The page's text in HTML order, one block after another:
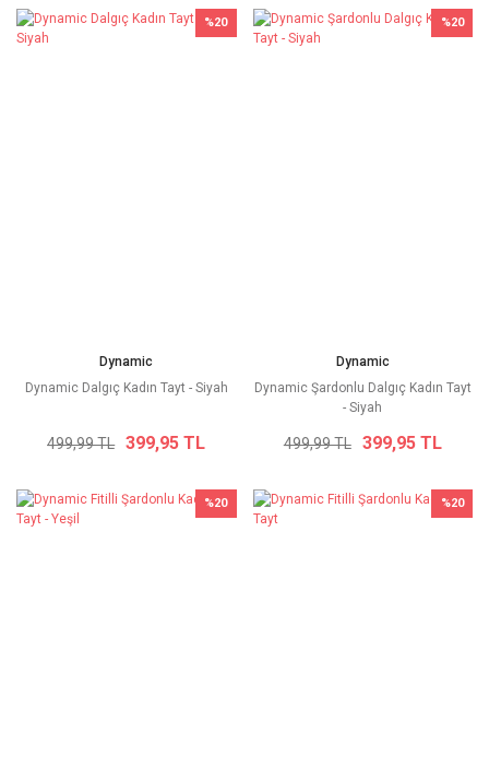
%20
Dynamic
Dynamic Dalgıç Kadın Tayt - Siyah
499,99 TL 399,95 TL
%20
Dynamic
Dynamic Şardonlu Dalgıç Kadın Tayt
- Siyah
499,99 TL 399,95 TL
%20 %20